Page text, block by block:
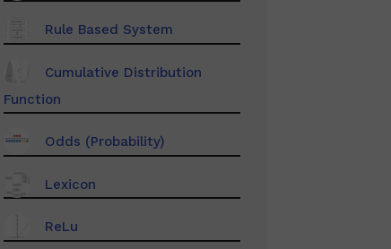
Rule Based System
Cumulative Distribution
Function
Odds (Probability)
Lexicon
ReLu